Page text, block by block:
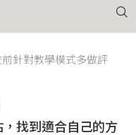
針對教學模式多做評
找到適合自己的方